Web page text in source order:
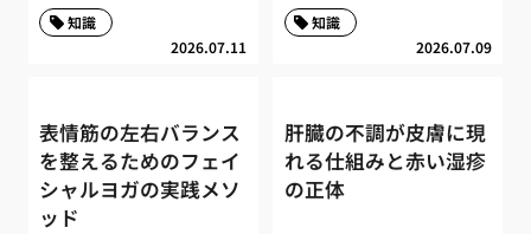
2026.07.11
知識
2026.07.09
知識
表情筋の左右バランス
を整えるためのフェイ
シャルヨガの実践メソ
ッド
肝臓の不調が皮膚に現
れる仕組みと赤い湿疹
の正体